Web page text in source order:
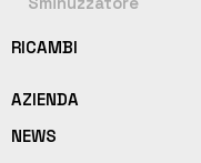
RICAMBI
AZIENDA
NEWS